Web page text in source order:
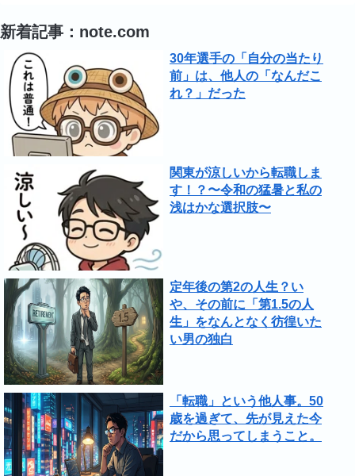
新着記事：note.com
30年選手の「自分の当たり
前」は、他人の「なんだこ
れ？」だった
関東が涼しいから転職しま
す！？〜令和の猛暑と私の
浅はかな選択肢〜
定年後の第2の人生？い
や、その前に「第1.5の人
生」をなんとなく彷徨いた
い男の独白
「転職」という他人事。50
歳を過ぎて、先が見えた今
だから思ってしまうこと。